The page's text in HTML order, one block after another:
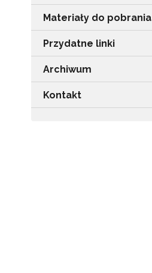
Materiały do pobrania
Przydatne linki
Archiwum
Kontakt